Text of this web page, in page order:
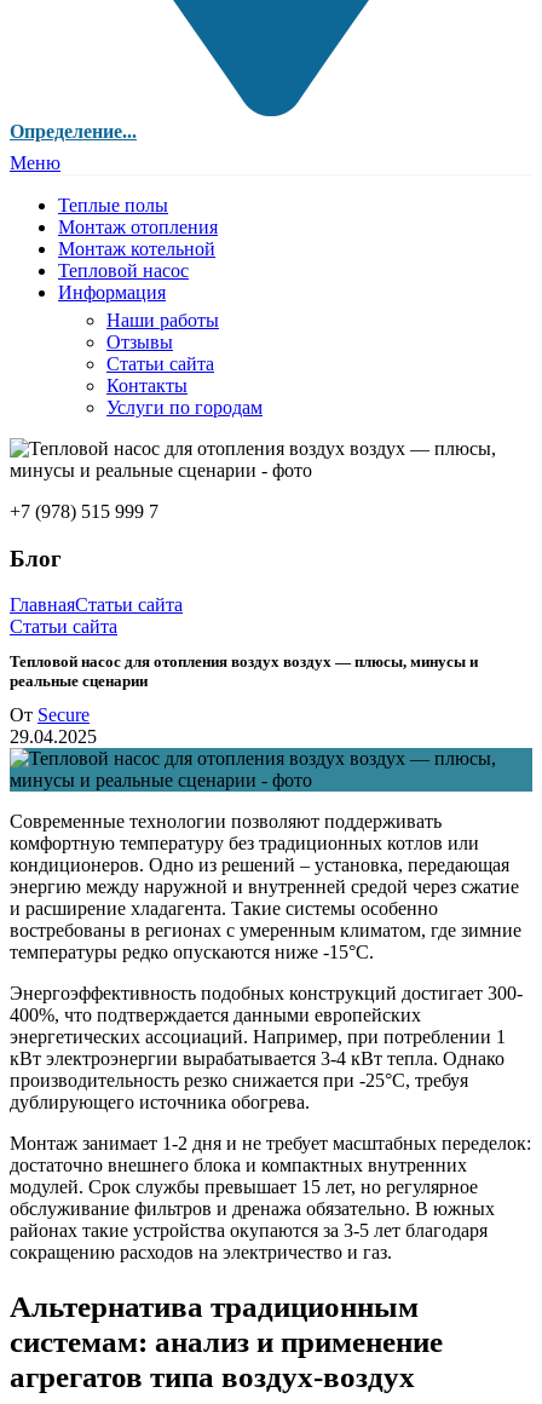
Определение...
Меню
Теплые полы
Монтаж отопления
Монтаж котельной
Тепловой насос
Информация
Наши работы
Отзывы
Статьи сайта
Контакты
Услуги по городам
+7 (978) 515 999 7
Блог
ГлавнаяСтатьи сайта
Статьи сайта
Тепловой насос для отопления воздух воздух — плюсы, минусы и
реальные сценарии
От Secure
29.04.2025
Современные технологии позволяют поддерживать
комфортную температуру без традиционных котлов или
кондиционеров. Одно из решений – установка, передающая
энергию между наружной и внутренней средой через сжатие
и расширение хладагента. Такие системы особенно
востребованы в регионах с умеренным климатом, где зимние
температуры редко опускаются ниже -15°C.
Энергоэффективность подобных конструкций достигает 300-
400%, что подтверждается данными европейских
энергетических ассоциаций. Например, при потреблении 1
кВт электроэнергии вырабатывается 3-4 кВт тепла. Однако
производительность резко снижается при -25°C, требуя
дублирующего источника обогрева.
Монтаж занимает 1-2 дня и не требует масштабных переделок:
достаточно внешнего блока и компактных внутренних
модулей. Срок службы превышает 15 лет, но регулярное
обслуживание фильтров и дренажа обязательно. В южных
районах такие устройства окупаются за 3-5 лет благодаря
сокращению расходов на электричество и газ.
Альтернатива традиционным
системам: анализ и применение
агрегатов типа воздух-воздух